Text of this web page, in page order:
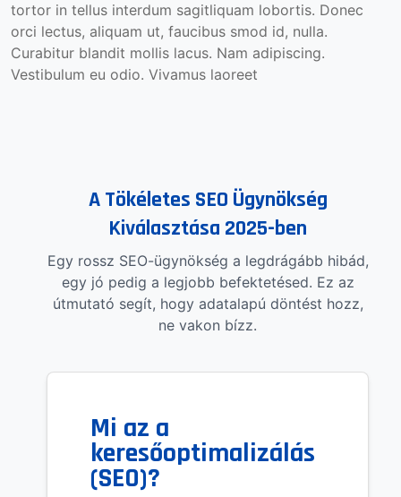
tortor in tellus interdum sagitliquam lobortis. Donec
orci lectus, aliquam ut, faucibus smod id, nulla.
Curabitur blandit mollis lacus. Nam adipiscing.
Vestibulum eu odio. Vivamus laoreet
A Tökéletes SEO Ügynökség
Kiválasztása 2025-ben
Egy rossz SEO-ügynökség a legdrágább hibád,
egy jó pedig a legjobb befektetésed. Ez az
útmutató segít, hogy adatalapú döntést hozz,
ne vakon bízz.
Mi az a
keresőoptimalizálás
(SEO)?